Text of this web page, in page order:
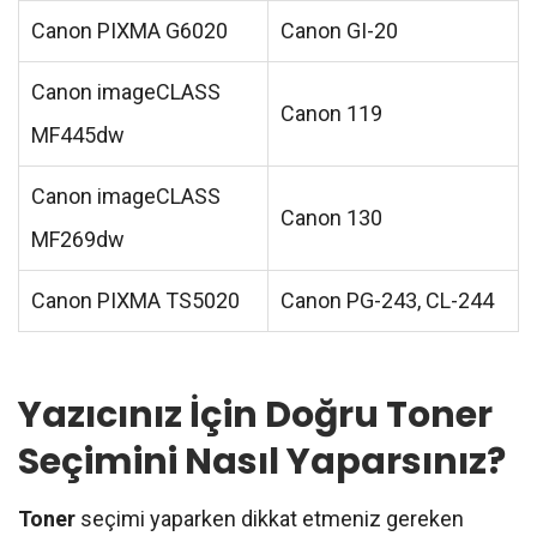
Canon PIXMA G6020 Canon GI-20
Canon imageCLASS
MF445dw
Canon 119
Canon imageCLASS
MF269dw
Canon 130
Canon PIXMA TS5020 Canon PG-243, CL-244
Yazıcınız İçin Doğru Toner
Seçimini Nasıl Yaparsınız?
Toner seçimi yaparken dikkat etmeniz gereken